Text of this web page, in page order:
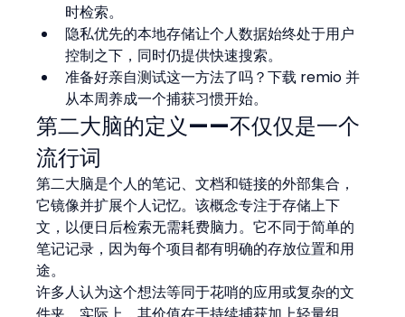
时检索。
隐私优先的本地存储让个人数据始终处于用户
控制之下，同时仍提供快速搜索。
准备好亲自测试这一方法了吗？下载 remio 并
从本周养成一个捕获习惯开始。
第二大脑的定义——不仅仅是一个
流行词
第二大脑是个人的笔记、文档和链接的外部集合，
它镜像并扩展个人记忆。该概念专注于存储上下
文，以便日后检索无需耗费脑力。它不同于简单的
笔记记录，因为每个项目都有明确的存放位置和用
途。
许多人认为这个想法等同于花哨的应用或复杂的文